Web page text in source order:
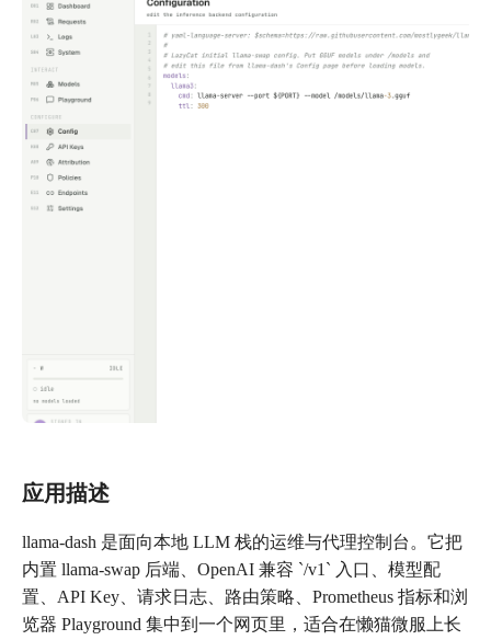
应用描述
llama-dash 是面向本地 LLM 栈的运维与代理控制台。它把
内置 llama-swap 后端、OpenAI 兼容 `/v1` 入口、模型配
置、API Key、请求日志、路由策略、Prometheus 指标和浏
览器 Playground 集中到一个网页里，适合在懒猫微服上长